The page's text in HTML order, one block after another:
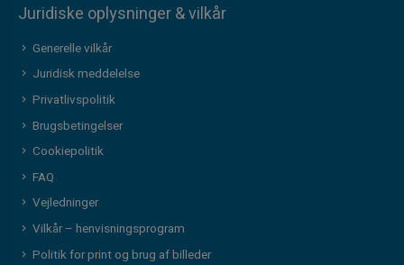
Juridiske oplysninger & vilkår
Generelle vilkår
Juridisk meddelelse
Privatlivspolitik
Brugsbetingelser
Cookiepolitik
FAQ
Vejledninger
Vilkår – henvisningsprogram
Politik for print og brug af billeder